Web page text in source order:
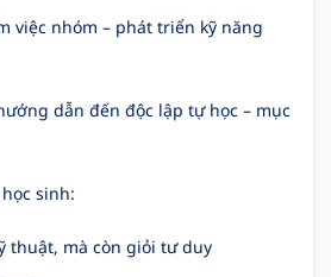
việc nhóm – phát triển kỹ năng
dẫn đến độc lập tự học – mục
sinh:
thuật, mà còn giỏi tư duy